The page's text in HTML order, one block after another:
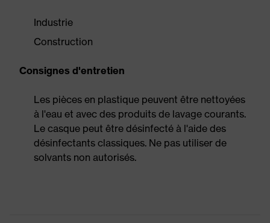
Industrie
Construction
Consignes d'entretien
Les pièces en plastique peuvent être nettoyées
à l'eau et avec des produits de lavage courants.
Le casque peut être désinfecté à l'aide des
désinfectants classiques. Ne pas utiliser de
solvants non autorisés.